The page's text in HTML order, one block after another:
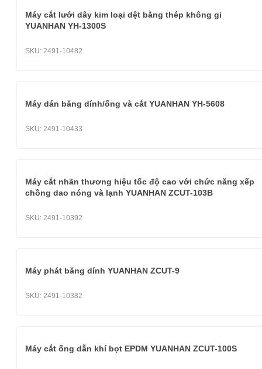
Máy cắt lưới dây kim loại dệt bằng thép không gỉ
YUANHAN YH-1300S
SKU: 2491-10482
Máy dán băng dính/ống và cắt YUANHAN YH-5608
SKU: 2491-10433
Máy cắt nhãn thương hiệu tốc độ cao với chức năng xếp
chồng dao nóng và lạnh YUANHAN ZCUT-103B
SKU: 2491-10392
Máy phát băng dính YUANHAN ZCUT-9
SKU: 2491-10382
Máy cắt ống dẫn khí bọt EPDM YUANHAN ZCUT-100S